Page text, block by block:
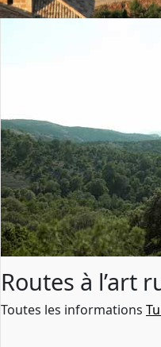
Routes à l’art
Toutes les informations